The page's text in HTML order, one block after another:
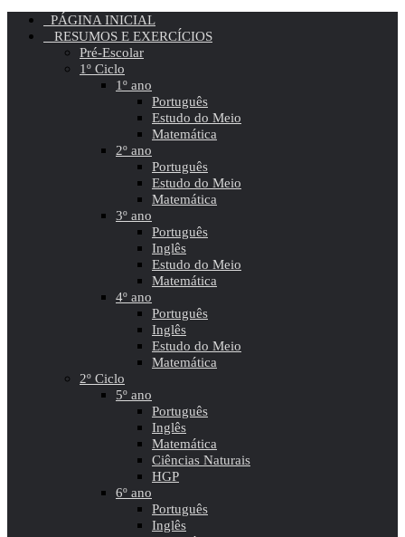
PÁGINA INICIAL
RESUMOS E EXERCÍCIOS
Pré-Escolar
1º Ciclo
1º ano
Português
Estudo do Meio
Matemática
2º ano
Português
Estudo do Meio
Matemática
3º ano
Português
Inglês
Estudo do Meio
Matemática
4º ano
Português
Inglês
Estudo do Meio
Matemática
2º Ciclo
5º ano
Português
Inglês
Matemática
Ciências Naturais
HGP
6º ano
Português
Inglês